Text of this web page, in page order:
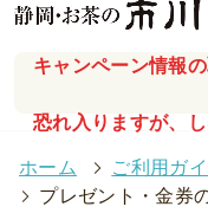
キャンペーン情報
恐れ入りますが、
ホーム >
ご利用ガ
> プレゼント・金券